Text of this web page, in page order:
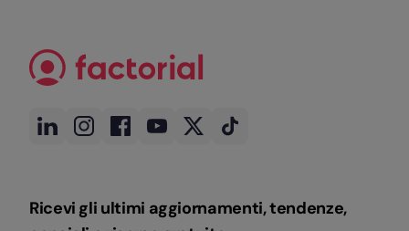
Ricevi gli ultimi aggiornamenti, tendenze,